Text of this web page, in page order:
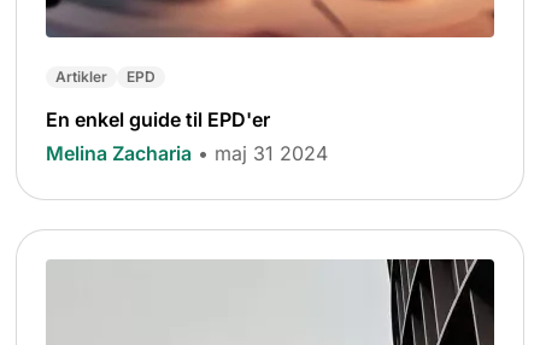
Artikler EPD
En enkel guide til EPD'er
Melina Zacharia • maj 31 2024